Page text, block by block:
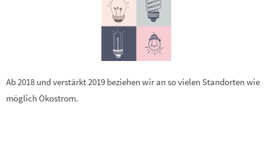
Ab 2018 und verstärkt 2019 beziehen wir an so vielen Standorten wie
möglich Ökostrom.